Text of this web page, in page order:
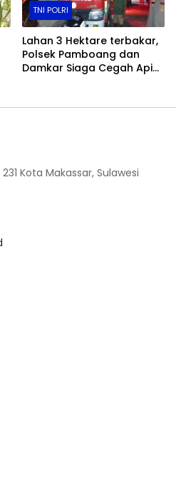
TNI POLRI
Lahan 3 Hektare terbakar,
Polsek Pamboang dan
Damkar Siaga Cegah Api
Kota Makassar, Sulawesi